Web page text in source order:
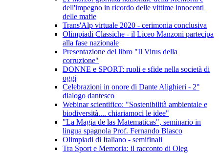
dell'impegno in ricordo delle vittime innocenti
delle mafie
Trans'Alp virtuale 2020 - cerimonia conclusiva
Olimpiadi Classiche - il Liceo Manzoni partecipa
alla fase nazionale
Presentazione del libro "Il Virus della
corruzione"
DONNE e SPORT: ruoli e sfide nella società di
oggi
Celebrazioni in onore di Dante Alighieri - 2°
dialogo dantesco
Webinar scientifico: "Sostenibilità ambientale e
biodiversità.... chiariamoci le idee"
"La Magia de las Matematicas", seminario in
lingua spagnola Prof. Fernando Blasco
Olimpiadi di Italiano - semifinali
Tra Sport e Memoria: il racconto di Oleg